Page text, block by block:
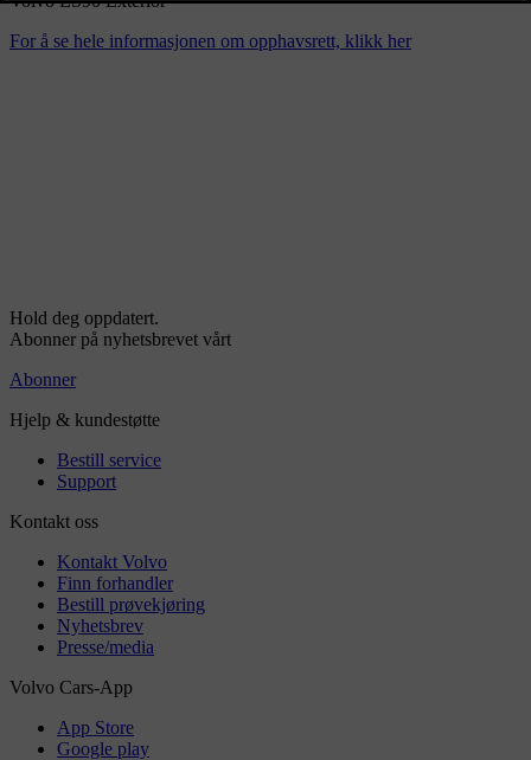
For å se hele informasjonen om opphavsrett, klikk her